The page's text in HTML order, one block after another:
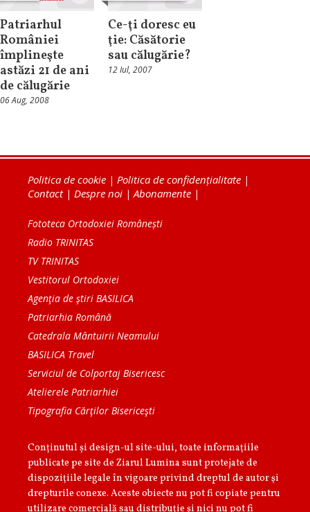
Patriarhul
României
împlineşte
astăzi 21 de ani
de călugărie
06 Aug, 2008
Ce-ţi doresc eu
ţie: Căsătorie
sau călugărie?
12 Iul, 2007
Politica de cookie | Politica de confidențialitate |
Contact| Despre noi | Abonamente |
Fototeca Ortodoxiei Românești
Radio TRINITAS
TV TRINITAS
Vestitorul Ortodoxiei
Agenţia de ştiri BASILICA
Patriarhia Română
Catedrala Mântuirii Neamului
BASILICA Travel
Serviciul de Colportaj Bisericesc
Atelierele Patriarhiei
Tipografia Cărţilor Bisericeşti
Conținutul și design-ul site-ului, toate informaţiile
publicate pe site de Ziarul Lumina sunt protejate de
dispoziţiile legale în vigoare privind dreptul de autor şi
drepturile conexe. Aceste obiecte nu pot fi copiate pentru
utilizare comercială sau distribuţie şi nici nu pot fi